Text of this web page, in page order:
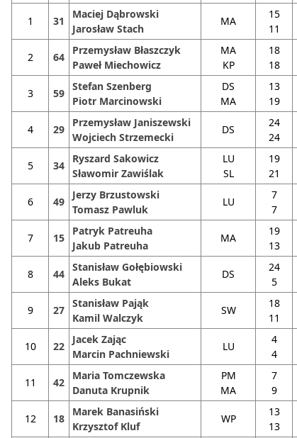
1 31
Maciej Dąbrowski
Jarosław Stach
MA
15
11
2 64
Przemysław Błaszczyk
Paweł Miechowicz
MA
KP
18
18
3 59
Stefan Szenberg
Piotr Marcinowski
DS
MA
13
19
4 29
Przemysław Janiszewski
Wojciech Strzemecki
DS
24
24
5 34
Ryszard Sakowicz
Sławomir Zawiślak
LU
SL
19
21
6 49
Jerzy Brzustowski
Tomasz Pawluk
LU
7
7
7 15
Patryk Patreuha
Jakub Patreuha
MA
19
13
8 44
Stanisław Gołębiowski
Aleks Bukat
DS
24
5
9 27
Stanisław Pająk
Kamil Walczyk
SW
18
11
10 22
Jacek Zając
Marcin Pachniewski
LU
4
4
11 42
Maria Tomczewska
Danuta Krupnik
PM
MA
7
9
12 18
Marek Banasiński
Krzysztof Kluf
WP
13
13